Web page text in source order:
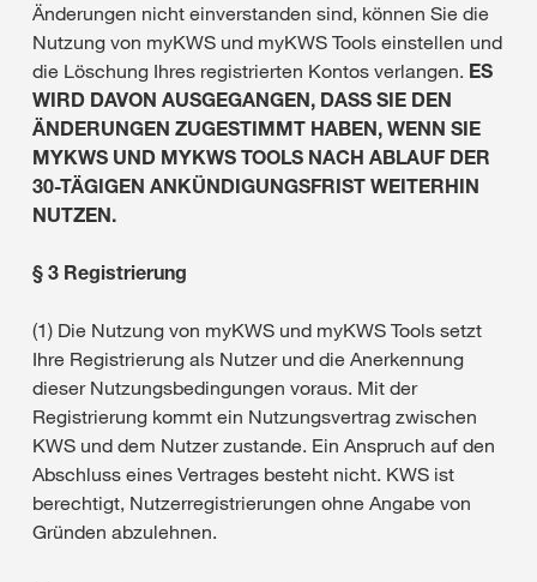
Änderungen nicht einverstanden sind, können Sie die
Nutzung von myKWS und myKWS Tools einstellen und
die Löschung Ihres registrierten Kontos verlangen. ES
WIRD DAVON AUSGEGANGEN, DASS SIE DEN
ÄNDERUNGEN ZUGESTIMMT HABEN, WENN SIE
MYKWS UND MYKWS TOOLS NACH ABLAUF DER
30-TÄGIGEN ANKÜNDIGUNGSFRIST WEITERHIN
NUTZEN.
§ 3 Registrierung
(1) Die Nutzung von myKWS und myKWS Tools setzt
Ihre Registrierung als Nutzer und die Anerkennung
dieser Nutzungsbedingungen voraus. Mit der
Registrierung kommt ein Nutzungsvertrag zwischen
KWS und dem Nutzer zustande. Ein Anspruch auf den
Abschluss eines Vertrages besteht nicht. KWS ist
berechtigt, Nutzerregistrierungen ohne Angabe von
Gründen abzulehnen.